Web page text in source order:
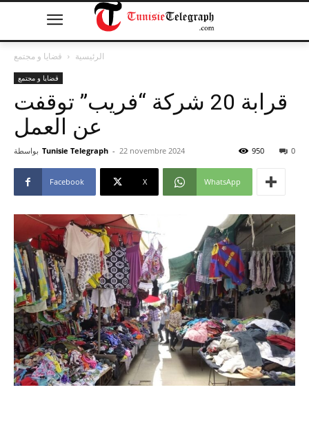
الرئيسية قضايا و مجتمع
قضايا و مجتمع
قرابة 20 شركة “فريب” توقفت
عن العمل
بواسطة Tunisie Telegraph - 22 novembre 2024 0
950
Facebook X WhatsApp